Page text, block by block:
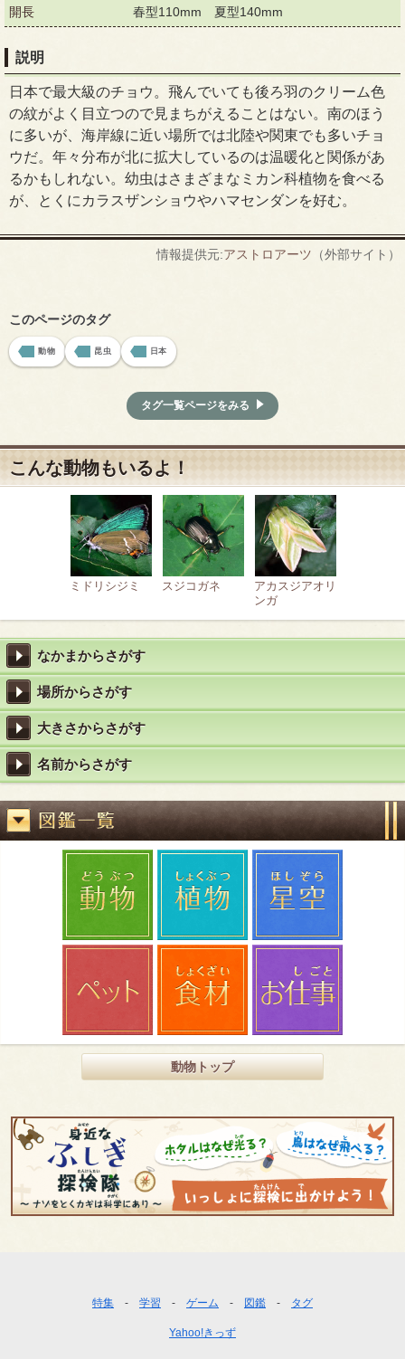
開長 春型110mm 夏型140mm
説明
日本で最大級のチョウ。飛んでいても後ろ羽のクリーム色
の紋がよく目立つので見まちがえることはない。南のほう
に多いが、海岸線に近い場所では北陸や関東でも多いチョ
ウだ。年々分布が北に拡大しているのは温暖化と関係があ
るかもしれない。幼虫はさまざまなミカン科植物を食べる
が、とくにカラスザンショウやハマセンダンを好む。
情報提供元:アストロアーツ （外部サイト）
このページのタグ
動物 昆虫 日本
タグ一覧ページをみる
こんな動物もいるよ！
ミドリシジミ スジコガネ
アカスジアオリ
ンガ
なかまからさがす
場所からさがす
大きさからさがす
名前からさがす
動物トップ
特集 学習 ゲーム 図鑑 タグ
Yahoo!きっず